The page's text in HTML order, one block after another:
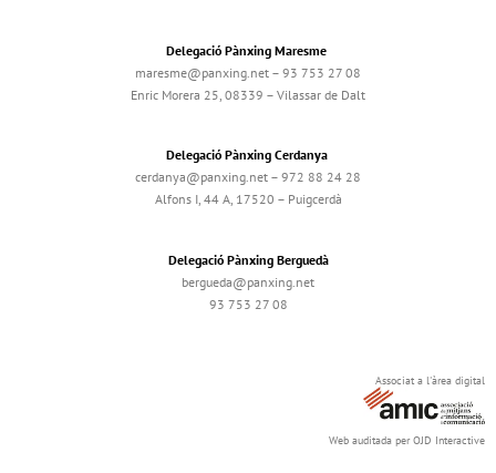
Delegació Pànxing Maresme
maresme@panxing.net – 93 753 27 08
Enric Morera 25, 08339 – Vilassar de Dalt
Delegació Pànxing Cerdanya
cerdanya@panxing.net – 972 88 24 28
Alfons I, 44 A, 17520 – Puigcerdà
Delegació Pànxing Berguedà
bergueda@panxing.net
93 753 27 08
Associat a l'àrea digital
Web auditada per OJD Interactive